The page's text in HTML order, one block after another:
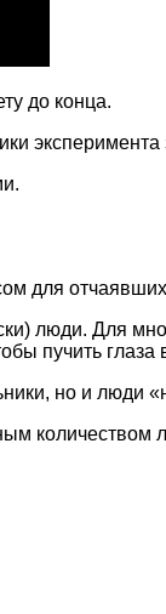
до конца.
эксперимента
для
люди. Для
пучить глаза
но и люди